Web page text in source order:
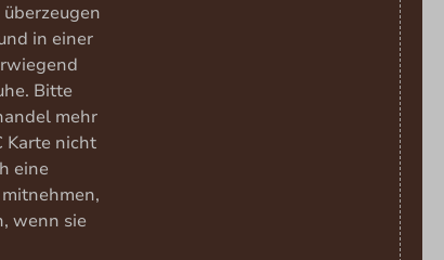
in einer
Bitte
mehr
Karte nicht
eine
wenn sie